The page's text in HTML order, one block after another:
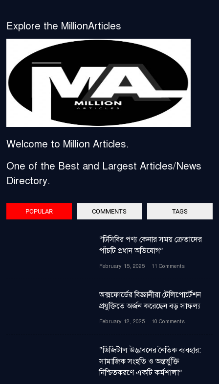
Explore the MillionArticles
Welcome to Million Articles.
One of the Best and Largest Articles/News
Directory.
POPULAR COMMENTS TAGS
“টিসিবির পণ্য কেনার সময় ক্রেতাদের
পাঁচটি প্রধান অভিযোগ”
February 15, 2025 11 Comments
অক্সফোর্ডের বিজ্ঞানীরা টেলিপোর্টেশন
প্রযুক্তিতে অর্জন করেছেন বড় সাফল্য
February 12, 2025 10 Comments
“ডিজিটাল উদ্ভাবনের নৈতিক ব্যবহার:
সামাজিক সংহতি ও অন্তর্ভুক্তি
নিশ্চিতকরণে একটি কর্মশালা”